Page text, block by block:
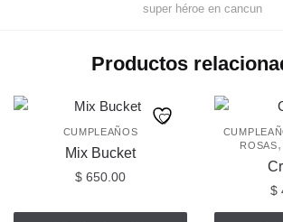
super héroe en cancun
Productos
CUMPLEAÑOS
Mix Bucket
$ 650.00
ROSAS
$